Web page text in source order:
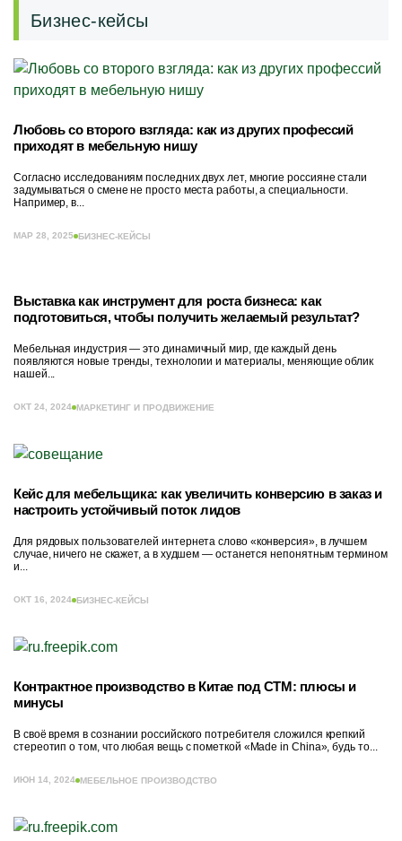
Бизнес-кейсы
Любовь со второго взгляда: как из других профессий
приходят в мебельную нишу
Согласно исследованиям последних двух лет, многие россияне стали
задумываться о смене не просто места работы, а специальности.
Например, в...
МАР 28, 2025 БИЗНЕС-КЕЙСЫ
Выставка как инструмент для роста бизнеса: как
подготовиться, чтобы получить желаемый результат?
Мебельная индустрия — это динамичный мир, где каждый день
появляются новые тренды, технологии и материалы, меняющие облик
нашей...
ОКТ 24, 2024 МАРКЕТИНГ И ПРОДВИЖЕНИЕ
Кейс для мебельщика: как увеличить конверсию в заказ и
настроить устойчивый поток лидов
Для рядовых пользователей интернета слово «конверсия», в лучшем
случае, ничего не скажет, а в худшем — останется непонятным термином
и...
ОКТ 16, 2024 БИЗНЕС-КЕЙСЫ
Контрактное производство в Китае под СТМ: плюсы и
минусы
В своё время в сознании российского потребителя сложился крепкий
стереотип о том, что любая вещь с пометкой «Made in China», будь то...
ИЮН 14, 2024 МЕБЕЛЬНОЕ ПРОИЗВОДСТВО